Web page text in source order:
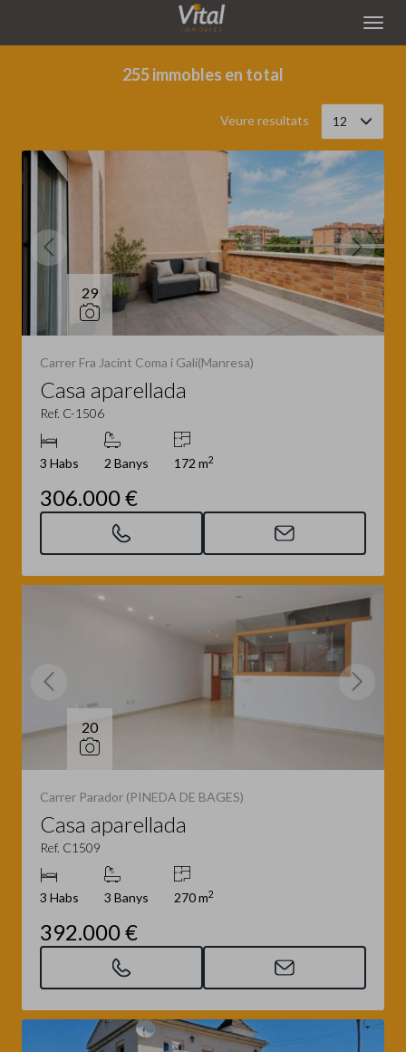
255 immobles en total
Veure resultats 12
29
Carrer Fra Jacint Coma i Galí(Manresa)
Casa aparellada
Ref. C-1506
3 Habs 2 Banys 172 m2
306.000 €
20
Carrer Parador (PINEDA DE BAGES)
Casa aparellada
Ref. C1509
3 Habs 3 Banys 270 m2
392.000 €